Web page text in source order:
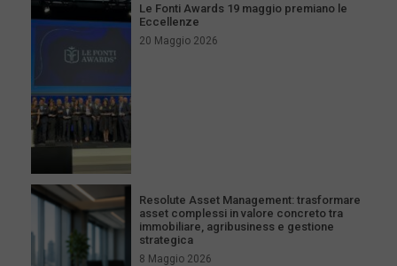
Le Fonti Awards 19 maggio premiano le
Eccellenze
20 Maggio 2026
Resolute Asset Management: trasformare
asset complessi in valore concreto tra
immobiliare, agribusiness e gestione
strategica
8 Maggio 2026